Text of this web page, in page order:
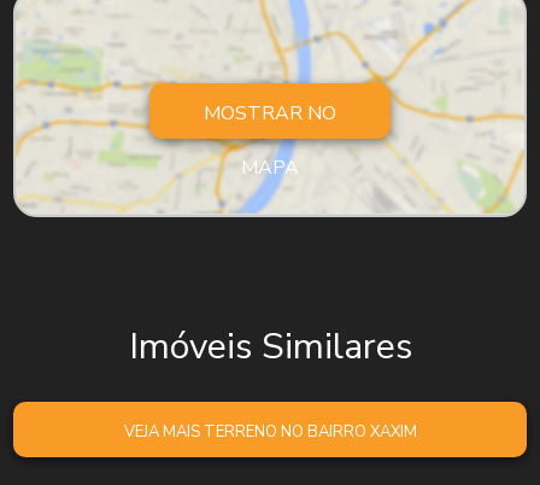
MOSTRAR NO
MAPA
Imóveis Similares
VEJA MAIS TERRENO NO BAIRRO XAXIM